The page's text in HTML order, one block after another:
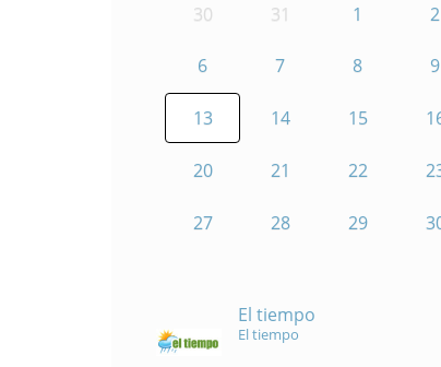
30 31 1 2
6 7 8 9
13 14 15
20 21 22
27 28 29
El tiempo
El tiempo